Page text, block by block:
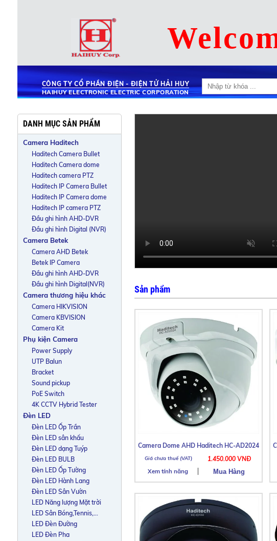
CÔNG TY CỔ PHẦN ĐIỆN - ĐIỆN TỬ HẢI HUY
HAIHUY ELECTRONIC ELECTRIC CORPORATION
Sản phẩm
Camera Dome AHD Haditech HC-AD2024
1.450.000 VNĐ
Xem tính năng
DANH MỤC SẢN PHẨM
Camera Haditech
Haditech Camera Bullet
Haditech Camera dome
Haditech camera PTZ
Haditech IP Camera Bullet
Haditech IP Camera dome
Haditech IP camera PTZ
Đầu ghi hình AHD-DVR
Đầu ghi hình Digital (NVR)
Camera Betek
Camera AHD Betek
Betek IP Camera
Đầu ghi hình AHD-DVR
Đầu ghi hình Digital(NVR)
Camera thương hiệu khác
Camera HIKVISION
Camera KBVISION
Camera Kit
Phụ kiện Camera
Power Supply
UTP Balun
Bracket
Sound pickup
PoE Switch
4K CCTV Hybrid Tester
Đèn LED
Đèn LED Ốp Trần
Đèn LED sân khấu
Đèn LED dạng Tuýp
Đèn LED BULB
Đèn LED Ốp Tường
Đèn LED Hành Lang
Đèn LED Sân Vườn
LED Năng lượng Mặt trời
LED Sân Bóng,Tennis,...
LED Đèn Đường
LED Đèn Pha